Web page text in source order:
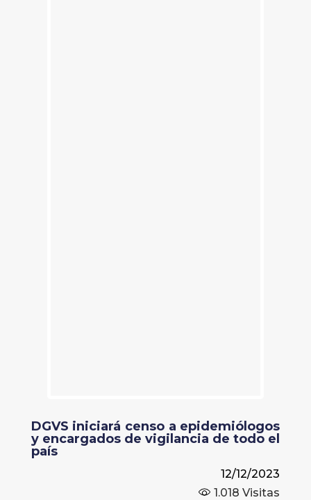
DGVS iniciará censo a epidemiólogos
y encargados de vigilancia de todo el
país
12/12/2023
1.018 Visitas